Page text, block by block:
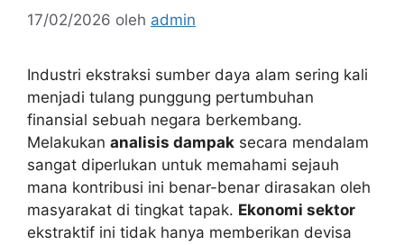
17/02/2026 oleh admin
Industri ekstraksi sumber daya alam sering kali
menjadi tulang punggung pertumbuhan
finansial sebuah negara berkembang.
Melakukan analisis dampak secara mendalam
sangat diperlukan untuk memahami sejauh
mana kontribusi ini benar-benar dirasakan oleh
masyarakat di tingkat tapak. Ekonomi sektor
ekstraktif ini tidak hanya memberikan devisa